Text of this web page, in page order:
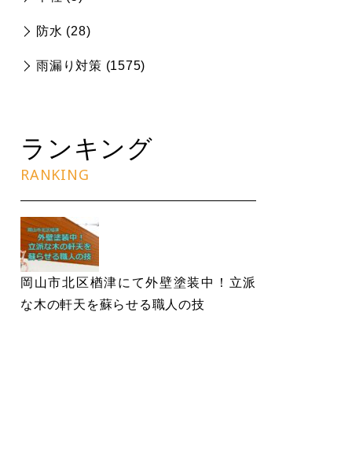
防水 (28)
雨漏り対策 (1575)
ランキング
RANKING
岡山市北区楢津にて外壁塗装中！立派
な木の軒天を蘇らせる職人の技